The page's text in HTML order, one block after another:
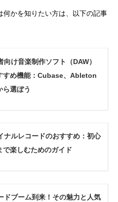
何かを知りたい方は、以下の記事
向け音楽制作ソフト（DAW）
すめ機能：Cubase、Ableton
選ぼう
ナルレコードのおすすめ：初心
で楽しむためのガイド
ドブーム到来！その魅力と人気